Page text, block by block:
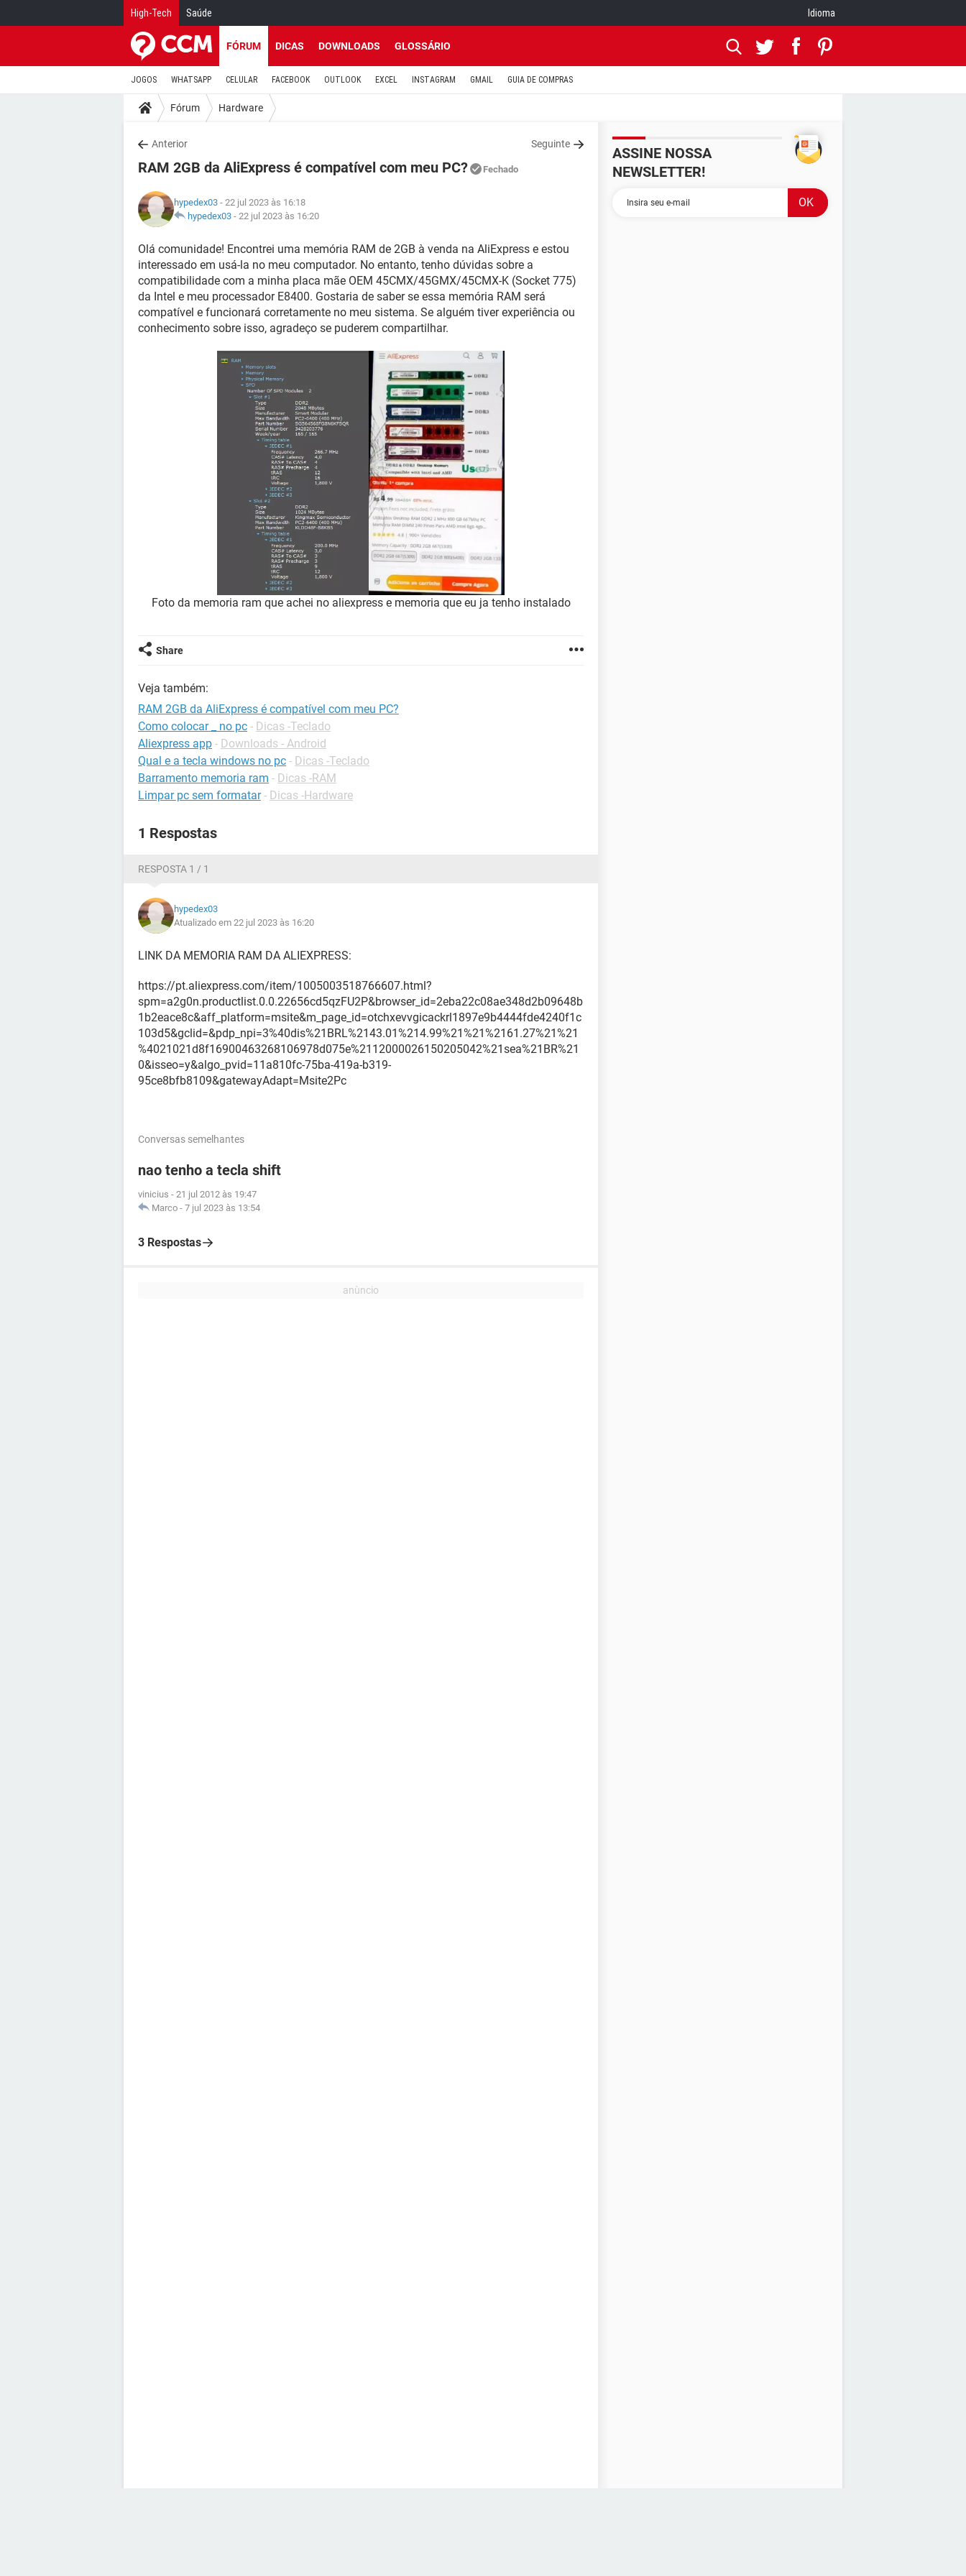
High-Tech Saúde Idioma
FÓRUM DICAS DOWNLOADS GLOSSÁRIO
JOGOS WHATSAPP CELULAR FACEBOOK OUTLOOK EXCEL INSTAGRAM GMAIL GUIA DE COMPRAS
Fórum Hardware
Anterior Seguinte
RAM 2GB da AliExpress é compatível com meu PC? Fechado
hypedex03 - 22 jul 2023 às 16:18
hypedex03 - 22 jul 2023 às 16:20
Olá comunidade! Encontrei uma memória RAM de 2GB à venda na AliExpress e estou
interessado em usá-la no meu computador. No entanto, tenho dúvidas sobre a
compatibilidade com a minha placa mãe OEM 45CMX/45GMX/45CMX-K (Socket 775)
da Intel e meu processador E8400. Gostaria de saber se essa memória RAM será
compatível e funcionará corretamente no meu sistema. Se alguém tiver experiência ou
conhecimento sobre isso, agradeço se puderem compartilhar.
Foto da memoria ram que achei no aliexpress e memoria que eu ja tenho instalado
Share
Veja também:
RAM 2GB da AliExpress é compatível com meu PC?
Como colocar _ no pc - Dicas -Teclado
Aliexpress app - Downloads - Android
Qual e a tecla windows no pc - Dicas -Teclado
Barramento memoria ram - Dicas -RAM
Limpar pc sem formatar - Dicas -Hardware
1 Respostas
RESPOSTA 1 / 1
hypedex03
Atualizado em 22 jul 2023 às 16:20
LINK DA MEMORIA RAM DA ALIEXPRESS:
https://pt.aliexpress.com/item/1005003518766607.html?
spm=a2g0n.productlist.0.0.22656cd5qzFU2P&browser_id=2eba22c08ae348d2b09648b
1b2eace8c&aff_platform=msite&m_page_id=otchxevvgicackrl1897e9b4444fde4240f1c
103d5&gclid=&pdp_npi=3%40dis%21BRL%2143.01%214.99%21%21%2161.27%21%21
%4021021d8f16900463268106978d075e%2112000026150205042%21sea%21BR%21
0&isseo=y&algo_pvid=11a810fc-75ba-419a-b319-
95ce8bfb8109&gatewayAdapt=Msite2Pc
Conversas semelhantes
nao tenho a tecla shift
vinicius - 21 jul 2012 às 19:47
Marco - 7 jul 2023 às 13:54
3 Respostas
ASSINE NOSSA
NEWSLETTER!